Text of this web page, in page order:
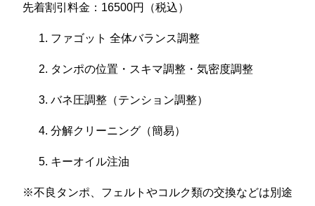
先着割引料金：16500円（税込）
ファゴット 全体バランス調整
タンポの位置・スキマ調整・気密度調整
バネ圧調整（テンション調整）
分解クリーニング（簡易）
キーオイル注油
※不良タンポ、フェルトやコルク類の交換などは別途